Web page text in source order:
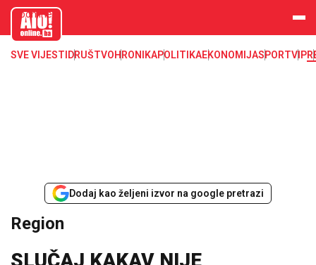
aloonline.b
SVE VIJESTI DRUŠTVOHRONIKAPOLITIKAEKONOMIJASPORTVIP
Dodaj kao željeni izvor na google pretrazi
Region